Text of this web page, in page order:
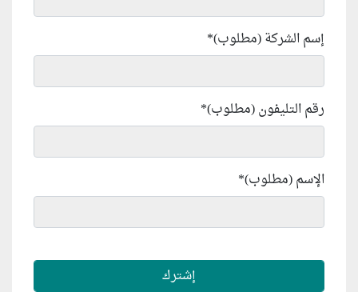
إسم الشركة (مطلوب)*
رقم التليفون (مطلوب)*
الإسم (مطلوب)*